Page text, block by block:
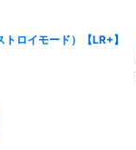
ロイモード）【LR+】